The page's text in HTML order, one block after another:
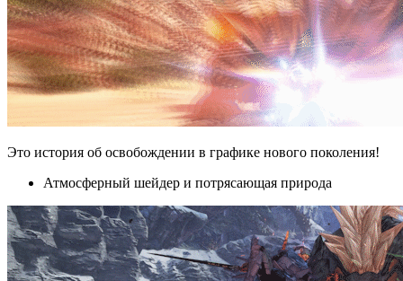
Это история об освобождении в графике нового поколения!
Атмосферный шейдер и потрясающая природа